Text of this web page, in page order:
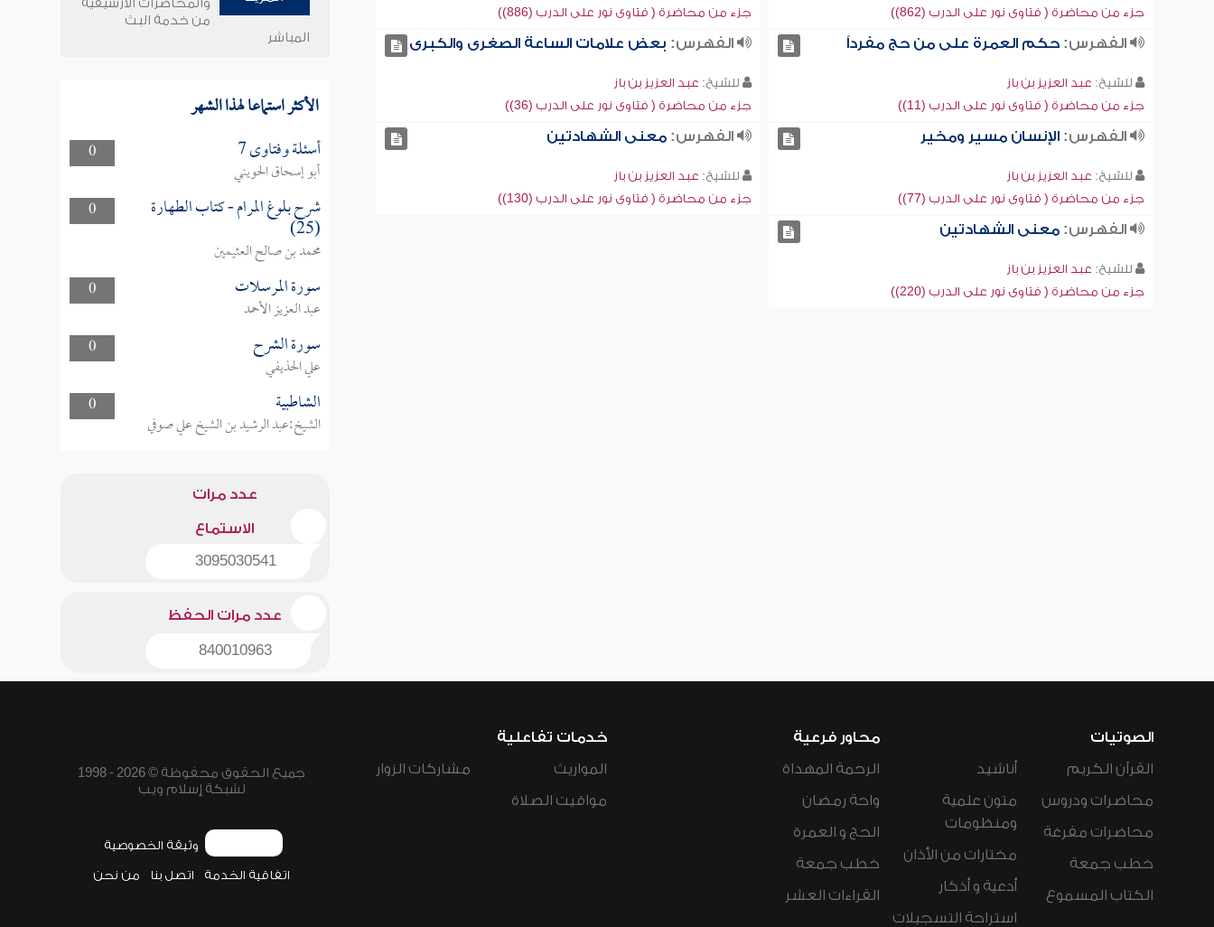
جزء من محاضرة ( فتاوى نور على الدرب (862))
جزء من محاضرة ( فتاوى نور على الدرب (886))
الفهرس:حكم العمرة على من حج مفرداً
للشيخ: عبد العزيز بن باز
جزء من محاضرة ( فتاوى نور على الدرب (11))
الفهرس: بعض علامات الساعة الصغرى والكبرى
للشيخ: عبد العزيز بن باز
جزء من محاضرة ( فتاوى نور على الدرب (36))
الفهرس:الإنسان مسير ومخير
للشيخ: عبد العزيز بن باز
جزء من محاضرة ( فتاوى نور على الدرب (77))
الفهرس: معنى الشهادتين
للشيخ: عبد العزيز بن باز
جزء من محاضرة ( فتاوى نور على الدرب (130))
الفهرس:معنى الشهادتين
للشيخ: عبد العزيز بن باز
جزء من محاضرة ( فتاوى نور على الدرب (220))
والمحاضرات الأرشيفية
من خدمة البث
المباشر
الأكثر استماعا لهذا الشهر
0 أسئلة وفتاوى 7
أبو إسحاق الحويني
0
شرح بلوغ المرام - كتاب الطهارة
(25)
محمد بن صالح العثيمين
0
سورة المرسلات
عبد العزيز الأحمد
0
سورة الشرح
علي الحذيفي
0
الشاطبية
الشيخ:عبد الرشيد بن الشيخ علي صوفي
عدد مرات
الاستماع
3095030541
عدد مرات الحفظ
840010963
الصوتيات
القرآن الكريم
محاضرات ودروس
محاضرات مفرغة
خطب جمعة
الكتاب المسموع
أناشيد
متون علمية
ومنظومات
مختارات من الأذان
أدعية و أذكار
استراحة التسجيلات
محاور فرعية
الرحمة المهداة
واحة رمضان
الحج و العمرة
خطب جمعة
القراءات العشر
خدمات تفاعلية
المواريث
مواقيت الصلاة
مشاركات الزوار
جميع الحقوق محفوظة © 2026 - 1998
لشبكة إسلام ويب
وثيقة الخصوصية
اتفاقية الخدمة اتصل بنا من نحن